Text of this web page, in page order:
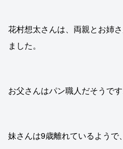
花村想太さんは、両親とお姉
ました。
お父さんはパン職人だそうです
妹さんは9歳離れているようで